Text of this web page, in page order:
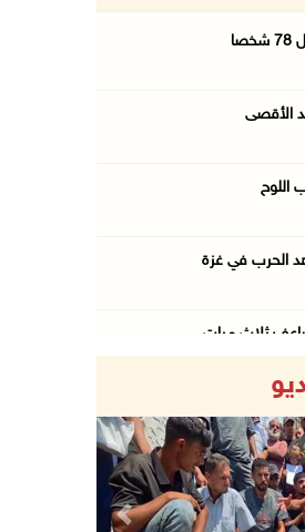
الأقصى
اللوح
الحرب في غزة
ثلاث مرات
مذكرة تفاهم للاست ...
Previous